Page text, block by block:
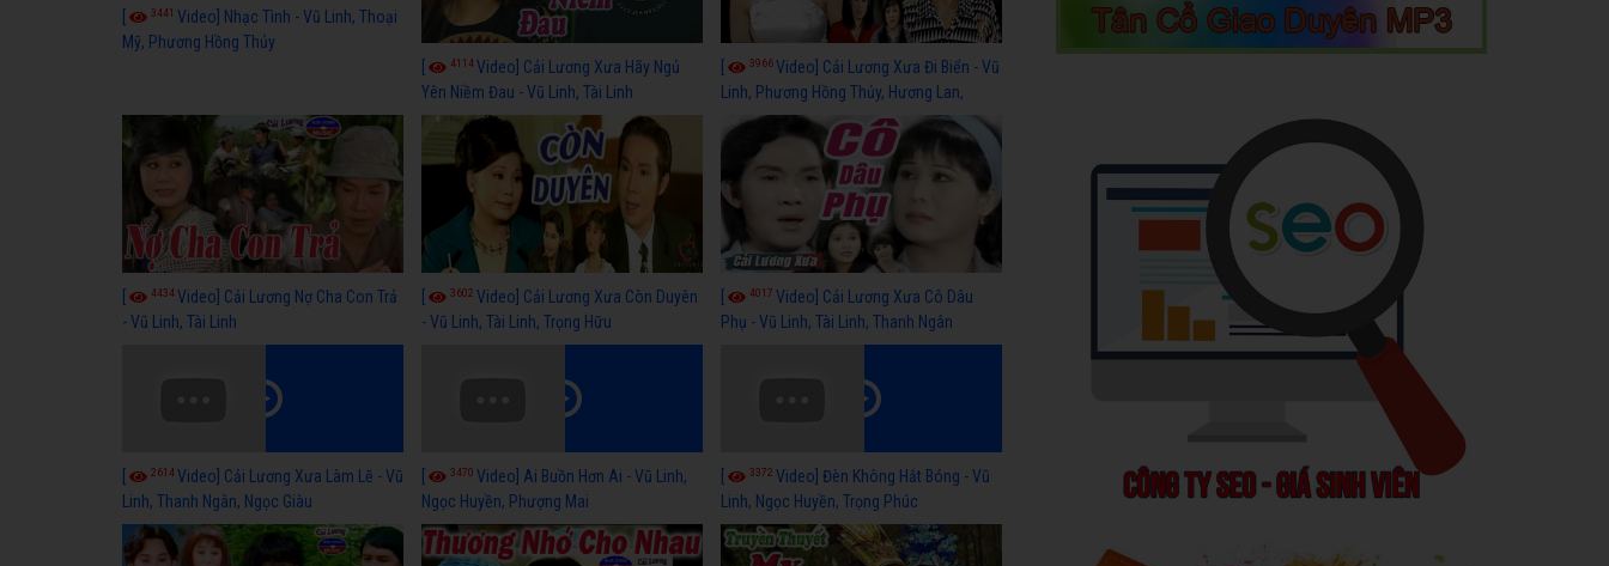
3441 Video] Nhạc Tình - Vũ Linh, Thoại
Mỹ, Phương Hồng Thủy
4114Video] Cải Lương Xưa Hãy Ngủ
Yên Niềm Đau - Vũ Linh, Tài Linh
3966Video] Cải Lương Xưa Đi Biển - Vũ
Linh, Phương Hồng Thủy, Hương Lan,
Thanh Hằng
4434Video] Cải Lương Nợ Cha Con Trả
- Vũ Linh, Tài Linh
3602 Video] Cải Lương Xưa Còn Duyên
- Vũ Linh, Tài Linh, Trọng Hữu
4017 Video] Cải Lương Xưa Cô Dâu
Phụ - Vũ Linh, Tài Linh, Thanh Ngân
2614Video] Cải Lương Xưa Làm Lẽ - Vũ
Linh, Thanh Ngân, Ngọc Giàu
3470 Video] Ai Buồn Hơn Ai - Vũ Linh,
Ngọc Huyền, Phượng Mai
3372 Video] Đèn Không Hắt Bóng - Vũ
Linh, Ngọc Huyền, Trọng Phúc